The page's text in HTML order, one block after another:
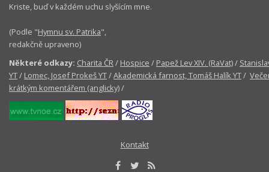
Kriste, buď v každém uchu slyšícím mne.
(Podle "Hymnu sv. Patrika",
redakčně upraveno)
Některé odkazy: Charita ČR/ Hospice / Papež Lev XIV. (RaVat)/
YT/ Lomec, Josef Prokeš YT/Akademická farnost, Tomáš Halík YT/
krátkým komentářem (anglicky)/
Kontakt